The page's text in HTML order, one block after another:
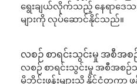
ရွေးချယ်လိုက်သည့် နေရာဒေသ
များကို လုပ်ဆောင်နိုင်သည်။
လစဉ် စာရင်းသွင်းမှု အစီအစဉ်
လစဉ် စာရင်းသွင်းမှု အစီအစဉ်သ
မိုဘိုင်းဖုန်းများသို့ နိုင်ငံတကာ ဖု